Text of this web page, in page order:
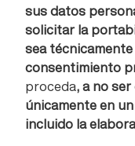
sus datos
solicitar la
sea
consentimiento
proceda, a no
únicamente en
incluido la